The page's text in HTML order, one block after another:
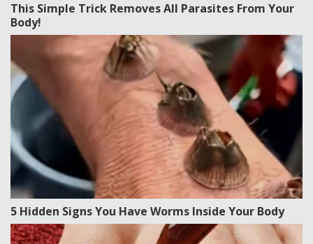
This Simple Trick Removes All Parasites From Your
Body!
5 Hidden Signs You Have Worms Inside Your Body